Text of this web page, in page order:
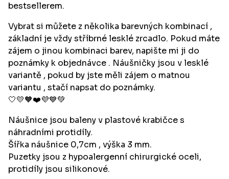
bestsellerem.
Vybrat si můžete z několika barevných kombinací ,
základní je vždy stříbrné lesklé zrcadlo. Pokud máte
zájem o jinou kombinaci barev, napište mi ji do
poznámky k objednávce . Náušničky jsou v lesklé
variantě , pokud by jste měli zájem o matnou
variantu , stačí napsat do poznámky.
🤍💛🧡❤️💜💙💚
Náušnice jsou baleny v plastové krabičce s
náhradními protidíly.
Šířka náušnice 0,7cm , výška 3 mm.
Puzetky jsou z hypoalergenní chirurgické oceli,
protidíly jsou silikonové.